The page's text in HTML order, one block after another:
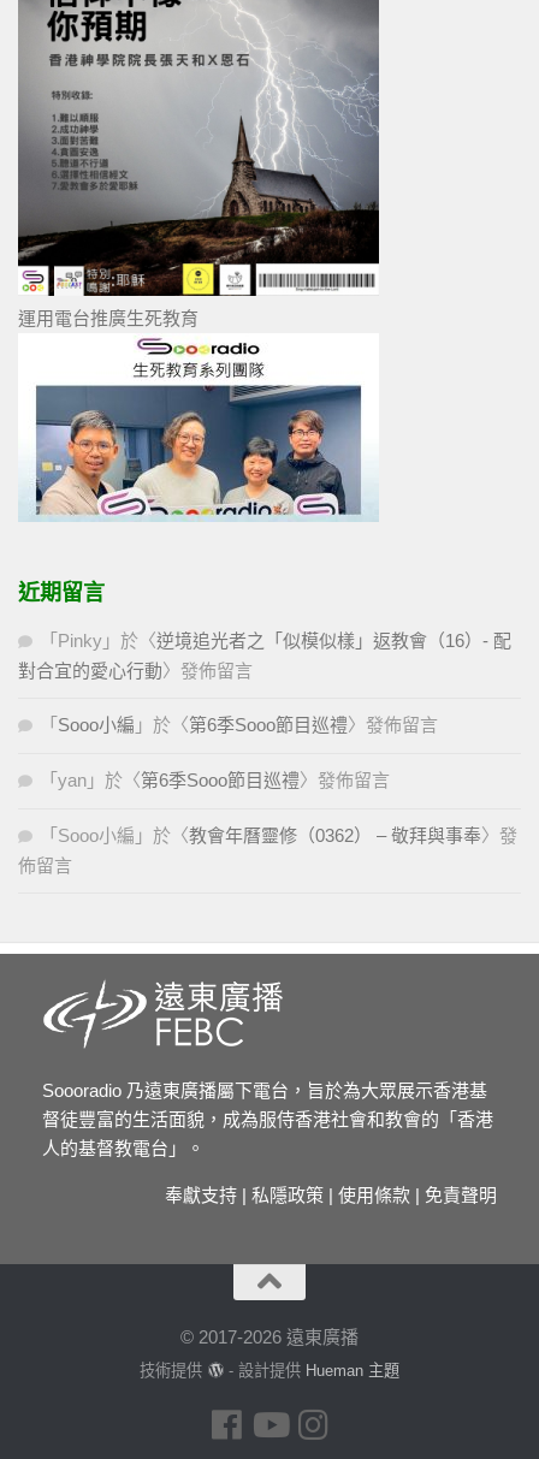
運用電台推廣生死教育
近期留言
「 Pinky 」於〈逆境追光者之「似模似樣」返教會（16）- 配
對合宜的愛心行動〉發佈留言
「 Sooo小編 」於〈第6季Sooo節目巡禮〉發佈留言
「 yan 」於〈第6季Sooo節目巡禮〉發佈留言
「 Sooo小編 」於〈教會年曆靈修（0362） – 敬拜與事奉〉發
佈留言
Soooradio 乃遠東廣播屬下電台，旨於為大眾展示香港基
督徒豐富的生活面貌，成為服侍香港社會和教會的「香港
人的基督教電台」。
奉獻支持 | 私隱政策 | 使用條款 | 免責聲明
© 2017-2026 遠東廣播
技術提供 - 設計提供 Hueman 主題